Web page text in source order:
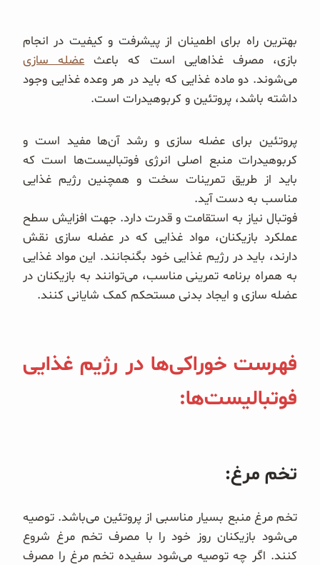
بهترین راه برای اطمینان از پیشرفت و کیفیت در انجام
بازی، مصرف غذاهایی است که باعثعضله سازی
می‌شوند. دو ماده غذایی که باید در هر وعده غذایی وجود
داشته باشد، پروتئین و کربوهیدرات است.
پروتئین برای عضله سازی و رشد آن‌ها مفید است و
کربوهیدرات منبع اصلی انرژی فوتبالیست‌ها است که
باید از طریق تمرینات سخت و همچنین رژیم غذایی
مناسب به دست آید.
فوتبال نیاز به استقامت و قدرت دارد. جهت افزایش سطح
عملکرد بازیکنان، مواد غذایی که در عضله سازی نقش
دارند، باید در رژیم غذایی خود بگنجانند. این مواد غذایی
به همراه برنامه تمرینی مناسب، می‌توانند به بازیکنان در
عضله سازی و ایجاد بدنی مستحکم کمک شایانی کنند.
فهرست خوراکی‌ها در رژیم غذایی
فوتبالیست‌ها:
تخم مرغ:
تخم مرغ منبع بسیار مناسبی از پروتئین می‌باشد. توصیه
می‌شود بازیکنان روز خود را با مصرف تخم مرغ شروع
کنند. اگر چه توصیه می‌شود سفیده تخم مرغ را مصرف